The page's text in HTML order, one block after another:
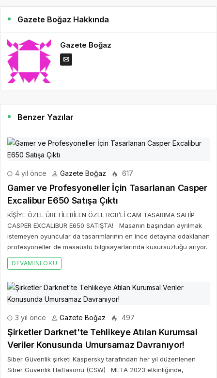
Gazete Boğaz Hakkında
Gazete Boğaz
Benzer Yazılar
4 yıl önce Gazete Boğaz 617
Gamer ve Profesyoneller İçin Tasarlanan Casper
Excalibur E650 Satışa Çıktı
KİŞİYE ÖZEL ÜRETİLEBİLEN ÖZEL RGB’Lİ CAM TASARIMA SAHİP
CASPER EXCALIBUR E650 SATIŞTA! Masanın başından ayrılmak
istemeyen oyuncular da tasarımlarının en ince detayına odaklanan
profesyoneller de masaüstü bilgisayarlarında kusursuzluğu arıyor.
DEVAMINI OKU
3 yıl önce Gazete Boğaz 497
Şirketler Darknet'te Tehlikeye Atılan Kurumsal
Veriler Konusunda Umursamaz Davranıyor!
Siber Güvenlik şirketi Kaspersky tarafından her yıl düzenlenen
Siber Güvenlik Haftasonu (CSW)– META 2023 etkinliğinde,